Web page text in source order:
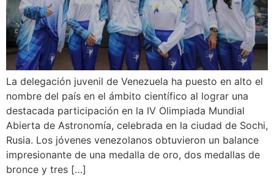
La delegación juvenil de Venezuela ha puesto en alto el
nombre del país en el ámbito científico al lograr una
destacada participación en la IV Olimpiada Mundial
Abierta de Astronomía, celebrada en la ciudad de Sochi,
Rusia. Los jóvenes venezolanos obtuvieron un balance
impresionante de una medalla de oro, dos medallas de
bronce y tres […]